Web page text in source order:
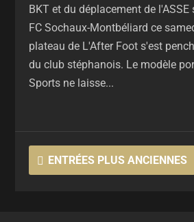
BKT et du déplacement de
FC Sochaux-Montbéliard ce
plateau de L'After Foot s'est
du club stéphanois. Le modèle
Sports ne laisse...
ENTRÉES PLUS ANCIENNES